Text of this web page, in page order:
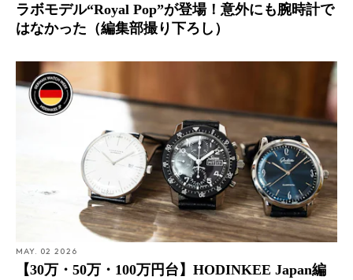
ラボモデル“Royal Pop”が登場！意外にも腕時計で
はなかった（編集部撮り下ろし）
MAY. 02 2026
【30万・50万・100万円台】HODINKEE Japan編